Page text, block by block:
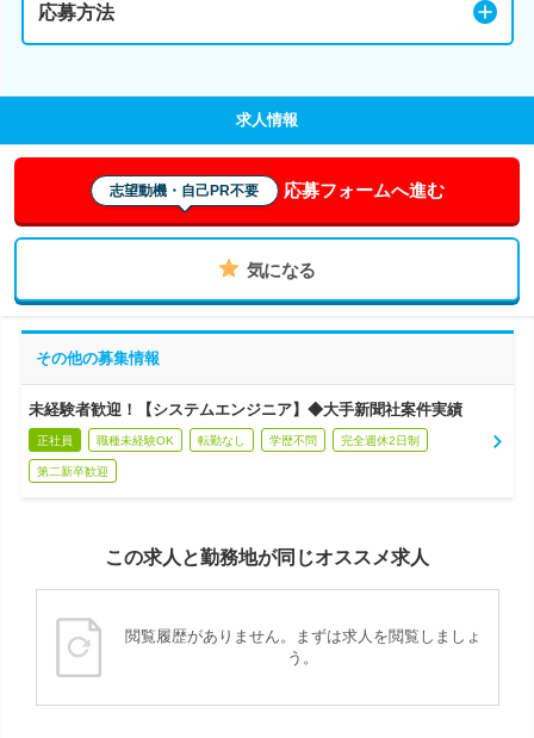
応募方法
求人情報
志望動機・自己PR不要 応募フォームへ進む
気になる
その他の募集情報
未経験者歓迎！【システムエンジニア】◆大手新聞社案件実績
正社員 職種未経験OK 転勤なし 学歴不問 完全週休2日制
第二新卒歓迎
この求人と勤務地が同じオススメ求人
閲覧履歴がありません。まずは求人を閲覧しましょ
う。